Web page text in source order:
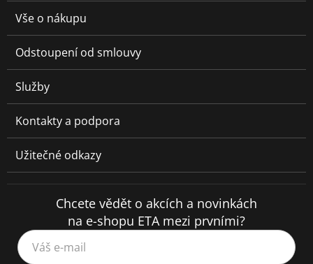
Vše o nákupu
Odstoupení od smlouvy
Služby
Kontakty a podpora
Užitečné odkazy
Chcete vědět o akcích a novinkách
na e-shopu ETA mezi prvními?
Váš e-mail